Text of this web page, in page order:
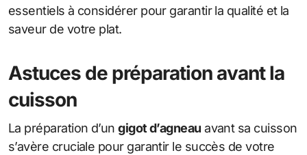
essentiels à considérer pour garantir la qualité et la
saveur de votre plat.
Astuces de préparation avant la
cuisson
La préparation d’ungigot d’agneau avant sa cuisson
s’avère cruciale pour garantir le succès de votre